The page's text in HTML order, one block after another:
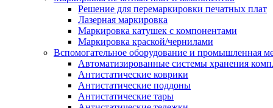
Решение для перемаркировки печатных плат
Лазерная маркировка
Маркировка катушек с компонентами
Маркировка краской/чернилами
Вспомогательное оборудование и промышленная
Автоматизированные системы хранения
Антистатические коврики
Антистатические поддоны
Антистатические тары